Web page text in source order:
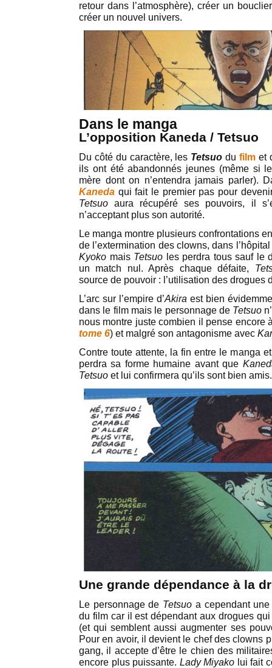
retour dans l’atmosphère), créer un
créer un nouvel univers.
Dans le manga
L’opposition Kaneda / Tetsuo
Du côté du caractère, les Tetsuo dufilm et
ils ont été abandonnés jeunes (même si
mère dont on n’entendra jamais parler).
Kaneda qui fait le premier pas pour
Tetsuo aura récupéré ses pouvoirs, il
n’acceptant plus son autorité.
Le manga montre plusieurs confrontations
de l’extermination des clowns, dans
Kyoko mais Tetsuo les perdra tous sauf le
un match nul. Après chaque défaite,
source de pouvoir : l’utilisation des drogues
L’arc sur l’empire d’Akira est bien
dans le film mais le personnage de Tetsuo
nous montre juste combien il pense encore
tome 6) et malgré son antagonisme avec
Contre toute attente, la fin entre le manga
perdra sa forme humaine avant que
Tetsuo et lui confirmera qu’ils sont bien amis.
Une grande dépendance à la
Le personnage de Tetsuo a cependant
du film car il est dépendant aux drogues
(et qui semblent aussi augmenter ses
Pour en avoir, il devient le chef des clowns
gang, il accepte d’être le chien des
encore plus puissante. Lady Miyako lui fait